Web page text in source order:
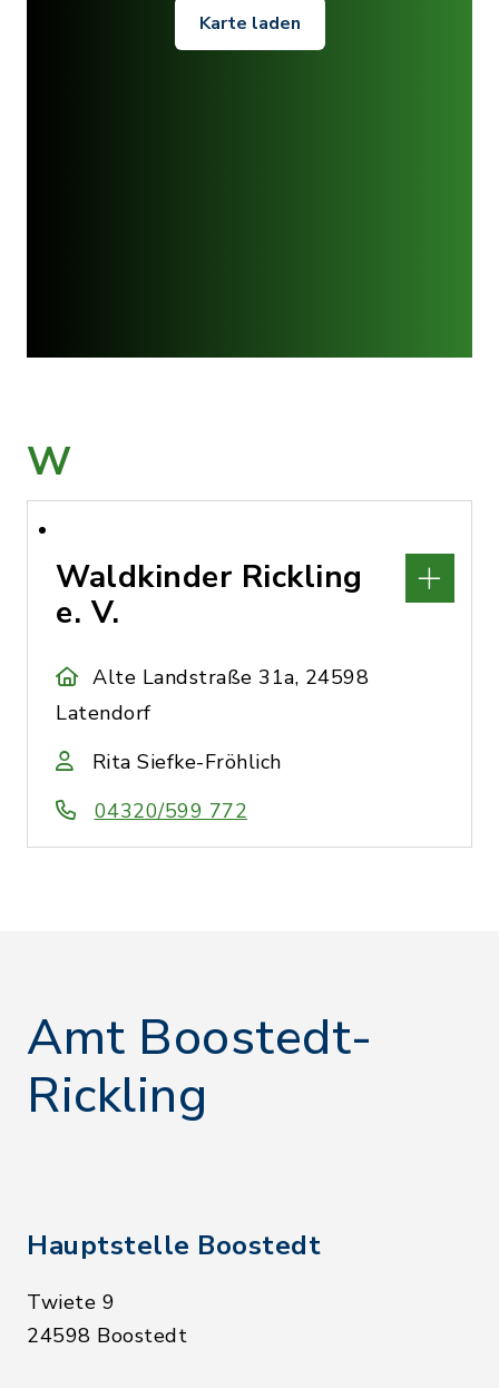
Karte laden
W
Waldkinder Rickling
e. V.
Alte Landstraße 31a, 24598
Latendorf
Rita Siefke-Fröhlich
04320/599 772
Amt Boostedt-
Rickling
Hauptstelle Boostedt
Twiete 9
24598 Boostedt